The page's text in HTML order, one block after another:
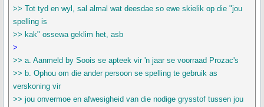
>> Tot tyd en wyl, sal almal wat deesdae so ewe skielik op die "jou
spelling is
>> kak" ossewa geklim het, asb
>
>> a. Aanmeld by Soois se apteek vir 'n jaar se voorraad Prozac's
>> b. Ophou om die ander persoon se spelling te gebruik as
verskoning vir
>> jou onvermoe en afwesigheid van die nodige grysstof tussen jou